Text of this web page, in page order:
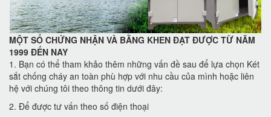
MỘT SỐ CHỨNG NHẬN VÀ BẰNG KHEN ĐẠT ĐƯỢC TỪ NĂM
1999 ĐẾN NAY
1. Bạn có thể tham khảo thêm những vấn đề sau để lựa chọn Két
sắt chống cháy an toàn phù hợp với nhu cầu của mình hoặc liên
hệ với chúng tôi theo thông tin dưới đây:
2. Để được tư vấn theo số điện thoại